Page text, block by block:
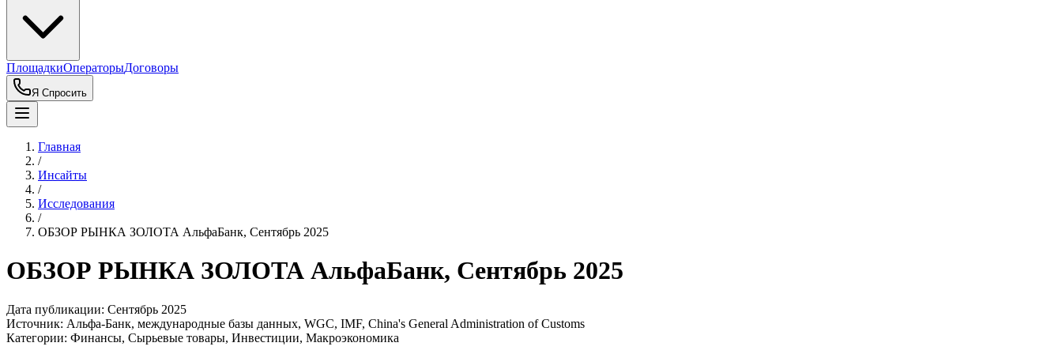
ПлощадкиОператорыДоговоры
Я Спросить
Главная
/
Инсайты
/
Исследования
/
ОБЗОР РЫНКА ЗОЛОТА АльфаБанк, Сентябрь 2025
ОБЗОР РЫНКА ЗОЛОТА АльфаБанк, Сентябрь 2025
Дата публикации: Сентябрь 2025
Источник: Альфа-Банк, международные базы данных, WGC, IMF, China's General Administration of Customs
Категории: Финансы, Сырьевые товары, Инвестиции, Макроэкономика